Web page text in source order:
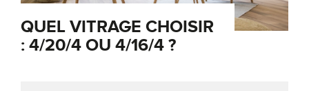
QUEL VITRAGE CHOISIR
: 4/20/4 OU 4/16/4 ?